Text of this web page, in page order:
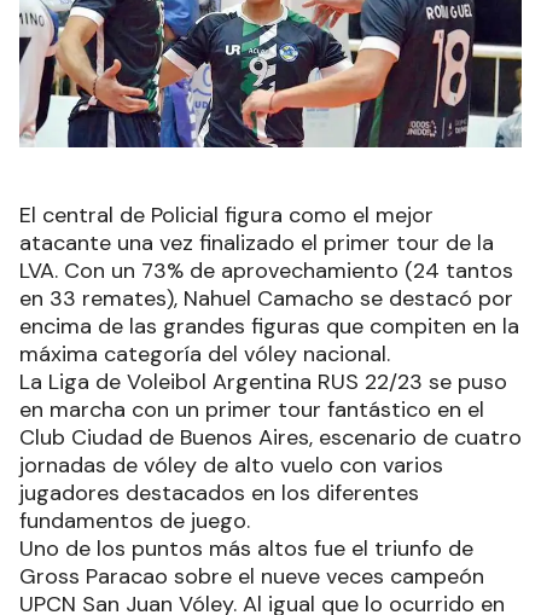
El central de Policial figura como el mejor
atacante una vez finalizado el primer tour de la
LVA. Con un 73% de aprovechamiento (24 tantos
en 33 remates), Nahuel Camacho se destacó por
encima de las grandes figuras que compiten en la
máxima categoría del vóley nacional.
La Liga de Voleibol Argentina RUS 22/23 se puso
en marcha con un primer tour fantástico en el
Club Ciudad de Buenos Aires, escenario de cuatro
jornadas de vóley de alto vuelo con varios
jugadores destacados en los diferentes
fundamentos de juego.
Uno de los puntos más altos fue el triunfo de
Gross Paracao sobre el nueve veces campeón
UPCN San Juan Vóley. Al igual que lo ocurrido en